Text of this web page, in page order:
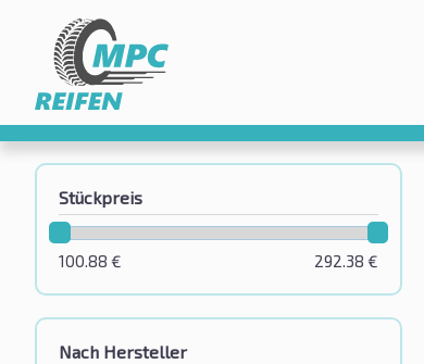
Stückpreis
292.38 €
100.88 €
Nach Hersteller